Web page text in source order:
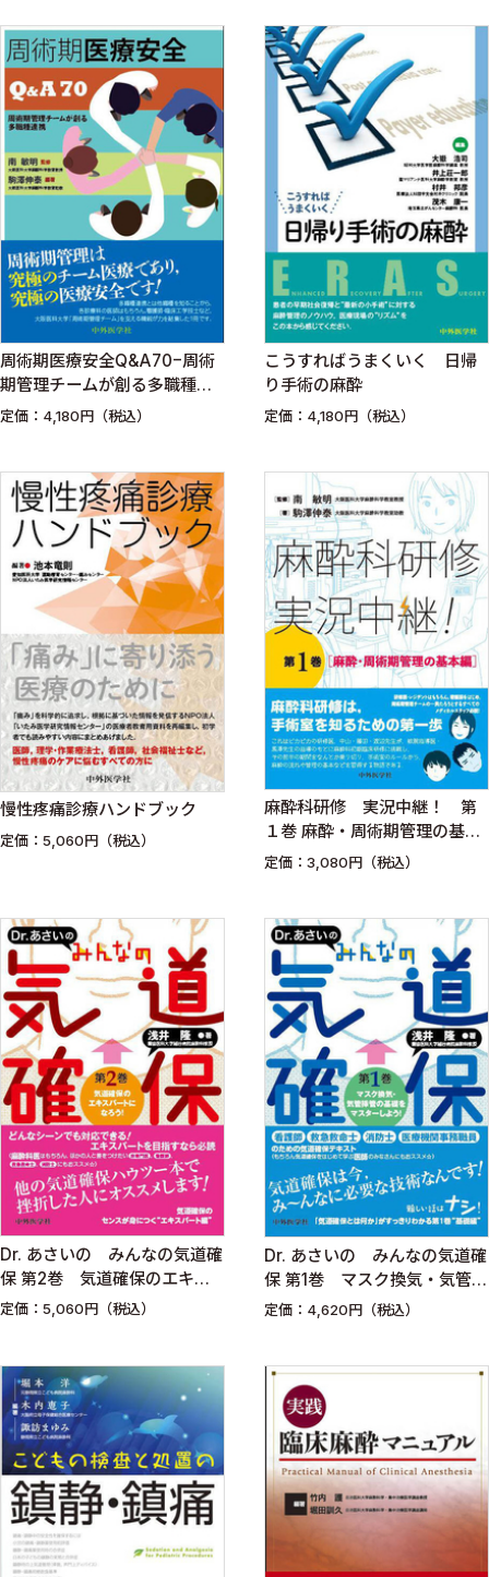
周術期医療安全Q&A70−周術
期管理チームが創る多職種連
携
定価：4,180円（税込）
こうすればうまくいく 日帰
り手術の麻酔
定価：4,180円（税込）
慢性疼痛診療ハンドブック
定価：5,060円（税込）
麻酔科研修 実況中継！ 第
１巻 麻酔・周術期管理の基本
編
定価：3,080円（税込）
Dr. あさいの みんなの気道確
保 第2巻 気道確保のエキス
パートになろう！
定価：5,060円（税込）
Dr. あさいの みんなの気道確
保 第1巻 マスク換気・気管挿
管の基礎をマスターしよう！
定価：4,620円（税込）